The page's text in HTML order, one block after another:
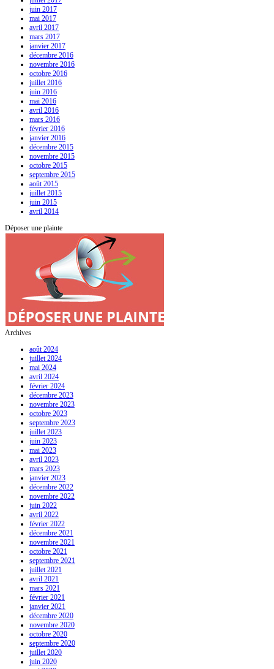
juin 2017
mai 2017
avril 2017
mars 2017
janvier 2017
décembre 2016
novembre 2016
octobre 2016
juillet 2016
juin 2016
mai 2016
avril 2016
mars 2016
février 2016
janvier 2016
décembre 2015
novembre 2015
octobre 2015
septembre 2015
août 2015
juillet 2015
juin 2015
avril 2014
Déposer une plainte
Archives
août 2024
juillet 2024
mai 2024
avril 2024
février 2024
décembre 2023
novembre 2023
octobre 2023
septembre 2023
juillet 2023
juin 2023
mai 2023
avril 2023
mars 2023
janvier 2023
décembre 2022
novembre 2022
juin 2022
avril 2022
février 2022
décembre 2021
novembre 2021
octobre 2021
septembre 2021
juillet 2021
avril 2021
mars 2021
février 2021
janvier 2021
décembre 2020
novembre 2020
octobre 2020
septembre 2020
juillet 2020
juin 2020